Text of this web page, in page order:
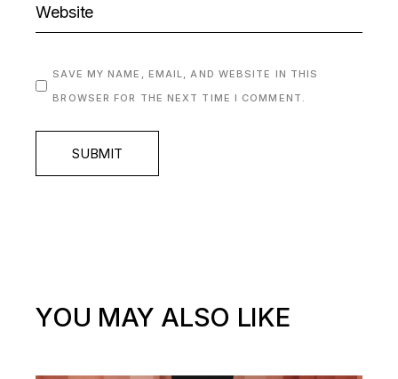
SAVE MY NAME, EMAIL, AND WEBSITE IN THIS
BROWSER FOR THE NEXT TIME I COMMENT.
SUBMIT
YOU MAY ALSO LIKE